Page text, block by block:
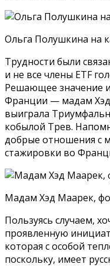
Ольга Полушкина на
Трудности были
и не все члены ETF
Решающее значение
Франции — мадам
выиграла
кобылой Трев.
добрые отношения с
стажировки во
Мадам Хэд Маарек,
Пользуясь случаем,
проявленную
которая с особой
поскольку, имеет